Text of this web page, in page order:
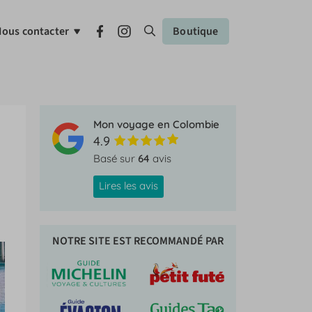
contacter Boutique
Mon voyage en Colombie
4.9
Basé sur 64 avis
Lires les avis
NOTRE SITE EST RECOMMANDÉ PAR